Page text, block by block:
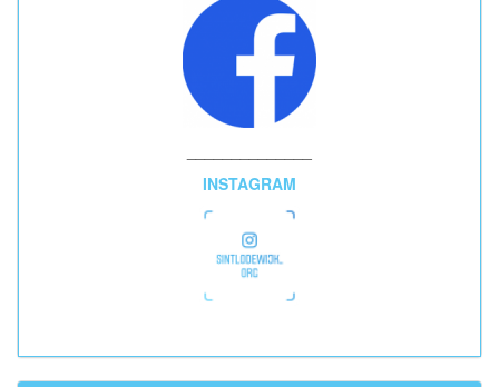
INSTAGRAM